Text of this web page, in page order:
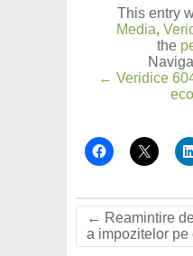
This entry
Media,
the
← Veridice
← Reamintire
a impozitelor